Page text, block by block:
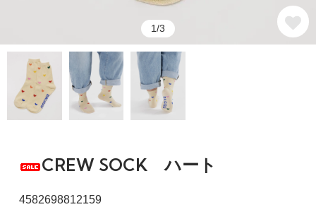
1/3
CREW SOCK ハート
4582698812159